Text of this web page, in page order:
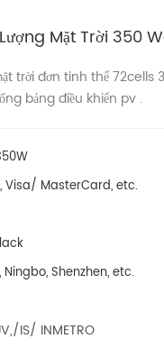
Mặt Trời 350
trời đơn tinh thể
bảng điều khiển pv .
Visa/ MasterCard, etc.
Ningbo, Shenzhen, etc.
IS/ INMETRO